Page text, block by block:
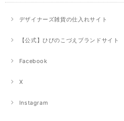
デザイナーズ雑貨の仕入れサイト
【公式】ひびのこづえブランドサイト
Facebook
X
Instagram